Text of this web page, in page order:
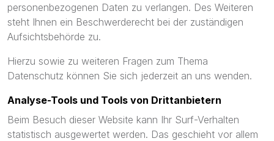
personenbezogenen Daten zu verlangen. Des Weiteren
steht Ihnen ein Beschwerderecht bei der zuständigen
Aufsichtsbehörde zu.
Hierzu sowie zu weiteren Fragen zum Thema
Datenschutz können Sie sich jederzeit an uns wenden.
Analyse-Tools und Tools von Dritt­anbietern
Beim Besuch dieser Website kann Ihr Surf-Verhalten
statistisch ausgewertet werden. Das geschieht vor allem